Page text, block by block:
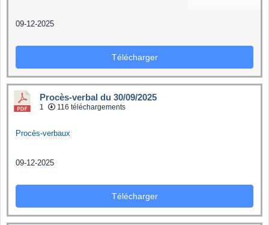
09-12-2025
Télécharger
Procès-verbal du 30/09/2025
1 116 téléchargements
Procès-verbaux
09-12-2025
Télécharger